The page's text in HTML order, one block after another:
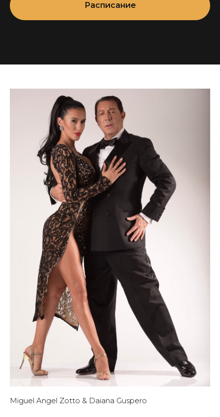
Пара Себастьяна и Синтии из Патагонии стала
популярна и востребована задолго до своего
посвятили себя танго безраздельно, знакомы
Синтия танцует с 10 лет, Себастьян с 5 лет.
Их карьерный путь был насыщен и непрост:
три финала Кубка мира, из которых — два
с призовыми местами. На третьем финале
в 2021 им оставалось всего 14 тысячных
до золота — такие результаты, которых
хватило бы любому. Но целеустремлённость
и непрестанный рост мастерства не позволили
им остановиться на достигнутом и, наконец,
привели к мировой славе в 2022 году.
Среди главных вдохновителей и наставников
пары можно назвать таких мэтров, как Ариадна
Навейра и Фернандо Санчез, Фабиан Перальта
и Хосефина Бермудез, Джонатан Сааведра
и Кларисса Арагон.
Их танец определённо обладает собственным
характером и стилем: он поистине
одухотворенный и проникновенный,
искренний и очень творческий.
Расписание
Miguel Angel Zotto & Daiana Guspero